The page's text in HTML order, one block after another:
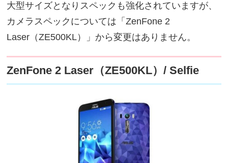
大型サイズとなりスペックも強化されていますが、
カメラスペックについては「ZenFone 2
Laser（ZE500KL）」から変更はありません。
ZenFone 2 Laser（ZE500KL）/ Selfie